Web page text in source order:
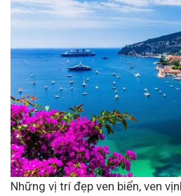
Những vị trí đẹp ven biển, ven